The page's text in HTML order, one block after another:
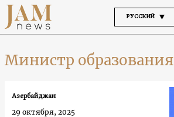
РУССКИЙ
Министр образования
Азербайджан
29 октября, 2025